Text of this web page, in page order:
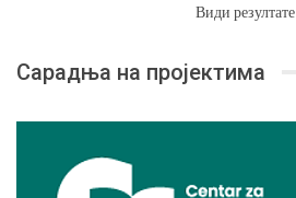
Види резултате
Сарадња на пројектима